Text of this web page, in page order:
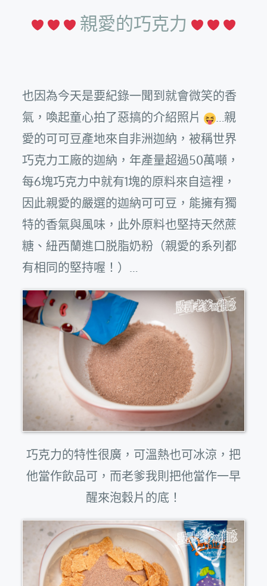
親愛的巧克力
也因為今天是要紀錄一聞到就會微笑的香
氣，喚起童心拍了惡搞的介紹照片
…親
愛的可可豆產地來自非洲迦納，被稱世界
巧克力工廠的迦納，年產量超過50萬噸，
每6塊巧克力中就有1塊的原料來自這裡，
因此親愛的嚴選的迦納可可豆，能擁有獨
特的香氣與風味，此外原料也堅持天然蔗
糖、紐西蘭進口脱脂奶粉（親愛的系列都
有相同的堅持喔！）…
巧克力的特性很廣，可溫熱也可冰涼，把
他當作飲品可，而老爹我則把他當作一早
醒來泡穀片的底！